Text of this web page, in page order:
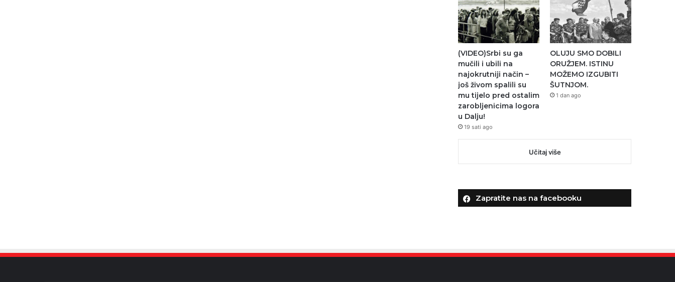
(VIDEO)Srbi su ga
mučili i ubili na
najokrutniji način –
još živom spalili su
mu tijelo pred ostalim
zarobljenicima logora
u Dalju!
19 sati ago
OLUJU SMO DOBILI
ORUŽJEM. ISTINU
MOŽEMO IZGUBITI
ŠUTNJOM.
1 dan ago
Učitaj više
Zapratite nas na facebooku